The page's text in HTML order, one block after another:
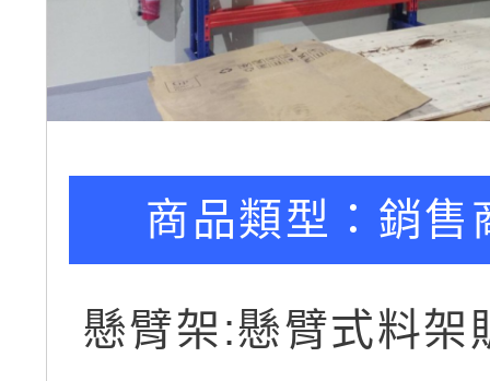
商品類型： 銷售
懸臂架:懸臂式料架